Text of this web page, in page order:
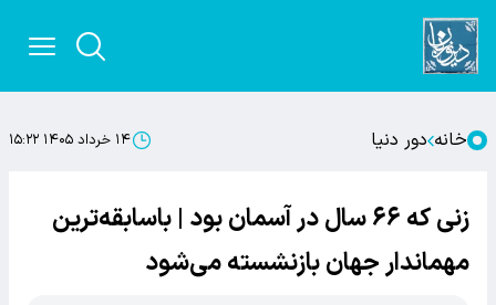
خانه دور دنیا ۱۴ خرداد ۱۴۰۵ ۱۵:۲۲
زنی که ۶۶ سال در آسمان بود | باسابقه‌ترین
مهماندار جهان بازنشسته می‌شود